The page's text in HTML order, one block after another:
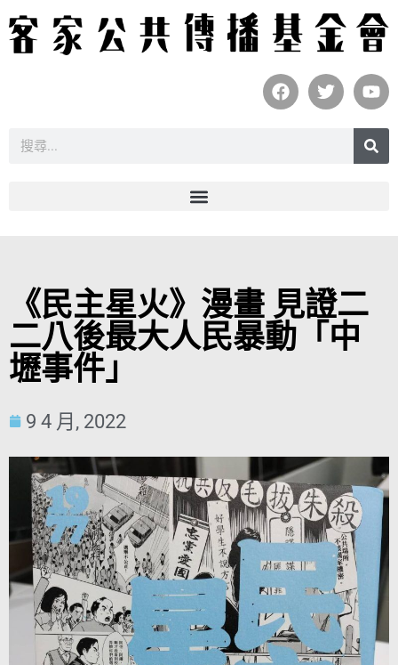
《民主星火》漫畫 見證二
二八後最大人民暴動「中
壢事件」
9 4 月, 2022